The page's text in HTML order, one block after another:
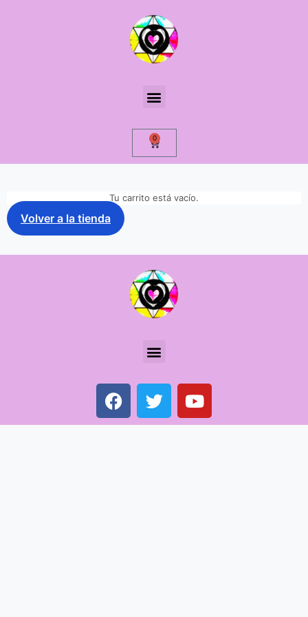
0
Tu carrito está vacío.
Volver a la tienda